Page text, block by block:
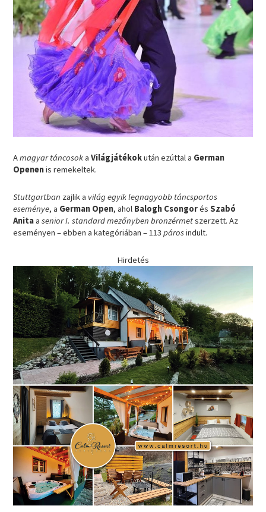
Amagyar táncosokaVilágjátékokután ezúttal a German
Openenis remekeltek.
Stuttgartban zajlik a világ egyik legnagyobb táncsportos
eseménye, a German Open, ahol Balogh CsongorésSzabó
Anitaasenior I. standard mezőnyben bronzérmetszerzett. Az
eseményen – ebben a kategóriában – 113párosindult.
Hirdetés